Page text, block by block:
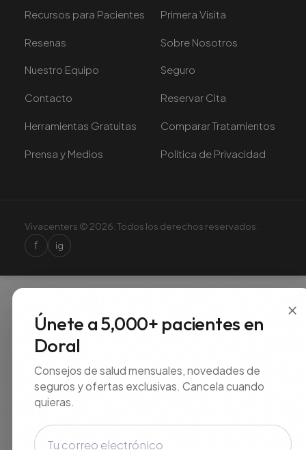
Recursos para Pacientes Primera Visita
Resenas Sobre Nosotros
Nuestro Equipo Seguro
Contacto Reservar Cita
Herramientas Gratuitas Comparar Tratamientos
Prensa y Medios Politica de Privacidad
Vivacenters © 2026. Todos los derechos reservados.
f ig
×
Únete a 5,000+ pacientes en
Doral
Consejos de salud mensuales, novedades de
seguros y ofertas exclusivas. Cancela cuando
quieras.
Correo electrónico